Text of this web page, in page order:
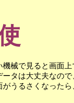
械で見ると画面上
タは大丈夫なの
うるさくなった